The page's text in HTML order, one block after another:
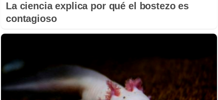
La ciencia explica por qué el bostezo es
contagioso